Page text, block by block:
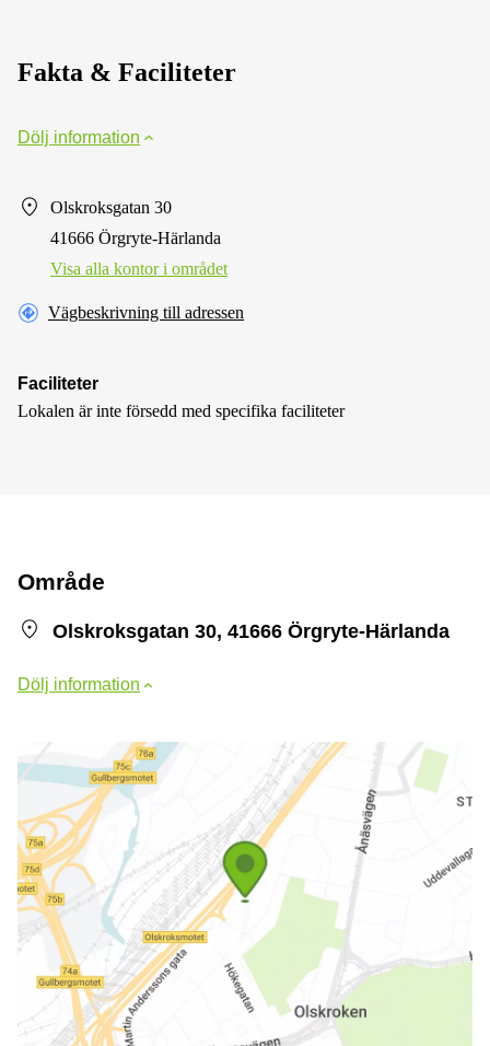
Fakta & Faciliteter
Dölj information
Olskroksgatan 30
41666 Örgryte-Härlanda
Visa alla kontor i området
Vägbeskrivning till adressen
Faciliteter
Lokalen är inte försedd med specifika faciliteter
Område
Olskroksgatan 30, 41666 Örgryte-Härlanda
Dölj information